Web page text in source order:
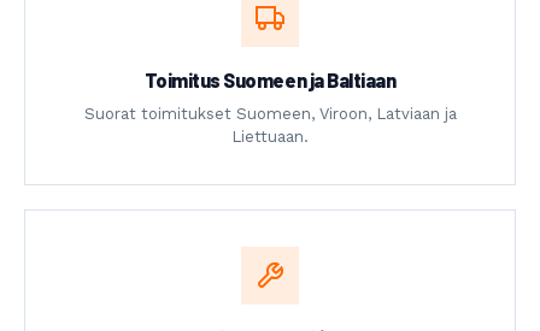
Toimitus Suomeen ja Baltiaan
Suorat toimitukset Suomeen, Viroon, Latviaan ja
Liettuaan.